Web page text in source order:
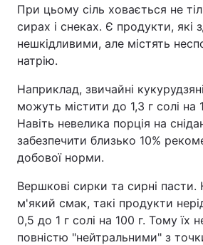
При цьому сіль ховається не
сирах і снеках. Є продукти, які
нешкідливими, але містять
натрію.
Наприклад, звичайні
можуть містити до 1,3 г солі на
Навіть невелика порція на
забезпечити близько 10%
добової норми.
Вершкові сирки та сирні
м'який смак, такі продукти
0,5 до 1 г солі на 100 г. Тому їх
повністю "нейтральними" з